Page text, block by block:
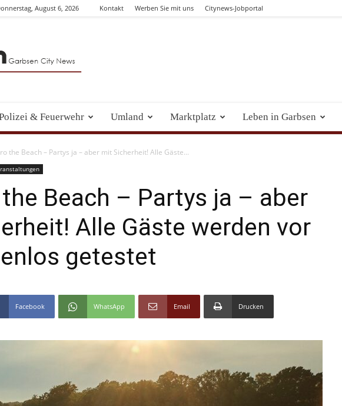
August 6, 2026 Kontakt Werben Sie mit uns Citynews-Jobportal
News
& Feuerwehr Umland Marktplatz Leben in Garbsen
the Beach – Partys ja – aber mit Sicherheit! Alle Gäste...
Beach – Partys ja – aber
Alle Gäste werden vor
getestet
Facebook WhatsApp Email Drucken